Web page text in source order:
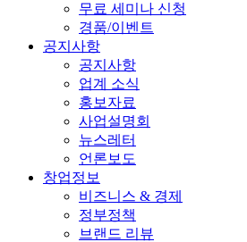
무료 세미나 신청
경품/이벤트
공지사항
공지사항
업계 소식
홍보자료
사업설명회
뉴스레터
언론보도
창업정보
비즈니스 & 경제
정부정책
브랜드 리뷰